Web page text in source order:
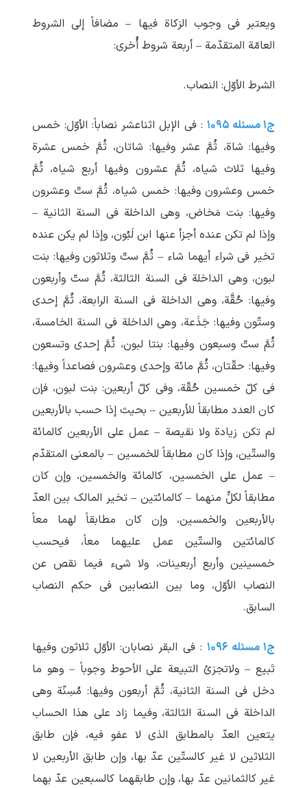
ویعتبر فی وجوب الزکاة فیها – مضافاً إلی الشروط
العامّة المتقدّمة – أربعة شروط أُخری:
الشرط الأوّل: النصاب.
ج۱ مسئله ۱۰۹۵
: فی الإبل اثناعشر نصاباً: الأوّل: خمس
وفیها: شاة، ثُمَّ عشر وفیها: شاتان، ثُمَّ خمس عشرة
وفیها ثلاث شیاه، ثُمَّ عشرون وفیها أربع شیاه، ثُمَّ
خمس وعشرون وفیها: خمس شیاه، ثُمَّ ستّ وعشرون
وفیها: بنت مَخاض، وهی الداخلة فی السنة الثانیة –
وإذا لم‏ تکن عنده أجزأ عنها ابن لَبُون، وإذا لم یکن عنده
تخیر فی شراء أیهما شاء – ثُمَّ ستّ وثلاثون وفیها: بنت
لبون، وهی الداخلة فی السنة الثالثة، ثُمَّ ستّ وأربعون
وفیها: حُقَّة، وهی الداخلة فی السنة الرابعة، ثُمَّ إحدی
وستّون وفیها: جَذَعة، وهی الداخلة فی السنة الخامسة،
ثُمَّ ستّ وسبعون وفیها: بنتا لبون، ثُمَّ إحدی وتسعون
وفیها: حقّتان، ثُمَّ مائة وإحدی وعشرون فصاعداً وفیها:
فی کلّ خمسین حُقّة، وفی کلّ أربعین: بنت لبون، فإن
کان العدد مطابقاً للأربعین – بحیث إذا حسب بالأربعین
لم‏ تکن زیادة ولا نقیصة – عمل علی الأربعین کالمائة
والستّین، وإذا کان مطابقاً للخمسین – بالمعنی المتقدّم
– عمل علی الخمسین، کالمائة والخمسین، وإن کان
مطابقاً لکلٍّ منهما – کالمائتین – تخیر المالک بین العدّ
بالأربعین والخمسین، وإن کان مطابقاً لهما معاً
کالمائتین والستّین عمل علیهما معاً، فیحسب
خمسینین وأربع أربعینات، ولا شیء فیما نقص عن
النصاب الأوّل، وما بین النصابین فی حکم النصاب
السابق.
ج۱ مسئله ۱۰۹۶
: فی البقر نصابان: الأوّل ثلاثون وفیها
تَبیع – ولاتجزئ التبیعة علی الأحوط وجوباً – وهو ما
دخل فی السنة الثانیة، ثُمَّ أربعون وفیها: مُسِنّة وهی
الداخلة فی السنة الثالثة، وفیما زاد علی هذا الحساب
یتعین العدّ بالمطابق الذی لا عفو فیه، فإن طابق
الثلاثین لا غیر کالستّین عدّ بها، وإن طابق الأربعین لا
غیر کالثمانین عدّ بها، وإن طابقهما کالسبعین عدّ بهما